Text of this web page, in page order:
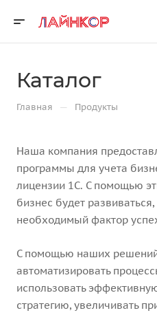
Каталог
Главная — Продукты
Наша компания
программы для учета
лицензии 1С. С помощью
бизнес будет
необходимый фактор
С помощью наших
автоматизировать
использовать
стратегию, увеличивать